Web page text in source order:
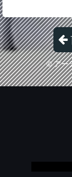
©アー